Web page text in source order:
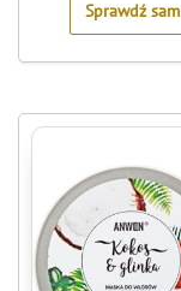
Sprawdź sam